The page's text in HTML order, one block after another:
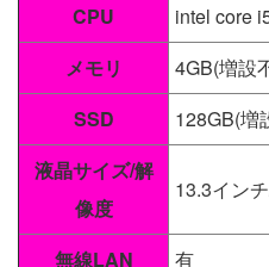
CPU
intel core
メモリ
4GB(増設
SSD
128GB(増
液晶サイズ/解
像度
13.3イン
無線LAN 有